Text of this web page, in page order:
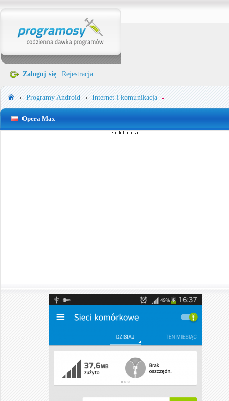
Zaloguj się Rejestracja
ProgramyAndroid Internet i komunikacja
Opera Max